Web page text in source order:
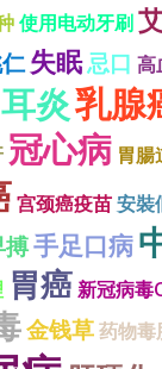
使用电动牙刷
失眠忌口 高
炎乳腺
冠心病 胃腸
宫颈癌疫苗 安裝
搏手足口病
胃癌 新冠病毒
金钱草 药物毒